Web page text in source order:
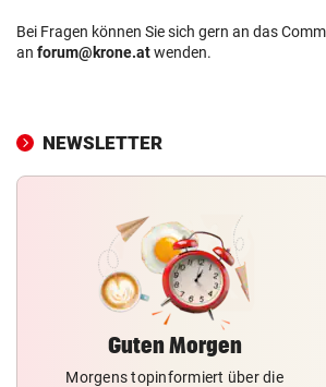
Bei Fragen können Sie sich gern an das
an forum@krone.atwenden.
NEWSLETTER
Guten Morgen
Morgens topinformiert über die